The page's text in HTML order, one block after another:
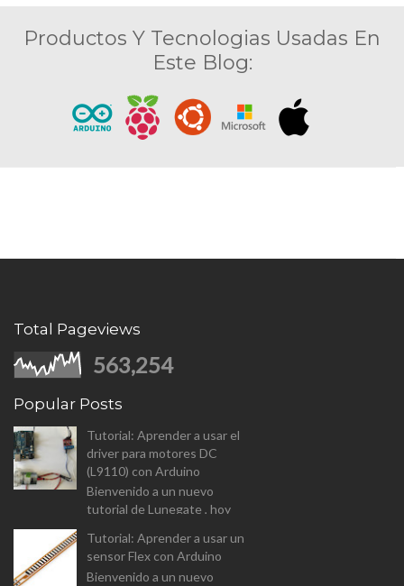
Productos Y Tecnologias Usadas En
Este Blog:
Total Pageviews
563,254
Popular Posts
Tutorial: Aprender a usar el
driver para motores DC
(L9110) con Arduino
Bienvenido a un nuevo
tutorial de Lunegate , hoy
controlar motores DC (L9110
Dual-Chanel H-Bridge). I...
Tutorial: Aprender a usar un
sensor Flex con Arduino
Bienvenido a un nuevo